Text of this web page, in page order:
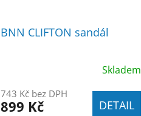
BNN CLIFTON sandál
Skladem
743 Kč bez DPH
899 Kč DETAIL